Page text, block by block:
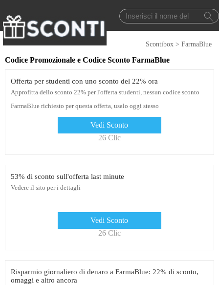
Scontibox > FarmaBlue
Codice Promozionale e Codice Sconto FarmaBlue
Offerta per studenti con uno sconto del 22% ora
Approfitta dello sconto 22% per l'offerta studenti, nessun codice sconto
FarmaBlue richiesto per questa offerta, usalo oggi stesso
Vedi Sconto
26 Clic
53% di sconto sull'offerta last minute
Vedere il sito per i dettagli
Vedi Sconto
26 Clic
Risparmio giornaliero di denaro a FarmaBlue: 22% di sconto,
omaggi e altro ancora